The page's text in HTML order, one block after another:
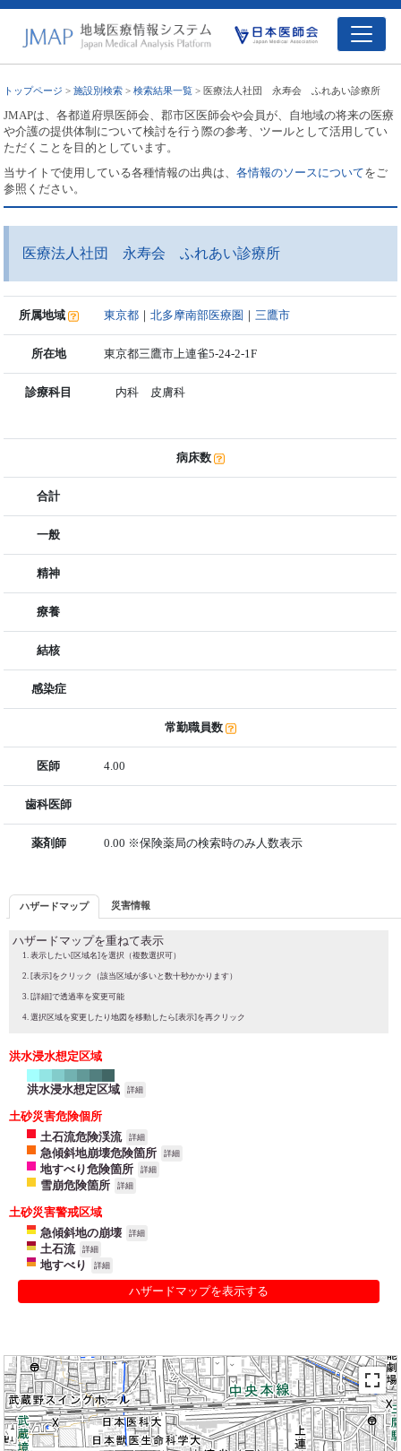
トップページ >施設別検索 >検索結果一覧 > 医療法人社団 永寿会 ふれあい診療所
JMAPは、各都道府県医師会、郡市区医師会や会員が、自地域の将来の医療
や介護の提供体制について検討を行う際の参考、ツールとして活用してい
ただくことを目的としています。
当サイトで使用している各種情報の出典は、各情報のソースについてをご
参照ください。
医療法人社団 永寿会 ふれあい診療所
所属地域 東京都 ｜北多摩南部医療圏 ｜ 三鷹市
所在地 東京都三鷹市上連雀5-24-2-1F
診療科目 内科 皮膚科
病床数
合計
一般
精神
療養
結核
感染症
常勤職員数
医師 4.00
歯科医師
薬剤師 0.00 ※保険薬局の検索時のみ人数表示
ハザードマップ 災害情報
ハザードマップを重ねて表示
表示したい[区域名]を選択（複数選択可）
[表示]をクリック（該当区域が多いと数十秒かかります）
[詳細]で透過率を変更可能
選択区域を変更したり地図を移動したら[表示]を再クリック
洪水浸水想定区域
洪水浸水想定区域 詳細
土砂災害危険個所
土石流危険渓流
詳細
急傾斜地崩壊危険箇所 詳細
地すべり危険箇所 詳細
雪崩危険箇所 詳細
土砂災害警戒区域
急傾斜地の崩壊
詳細
土石流 詳細
地すべり 詳細
ハザードマップを表示する